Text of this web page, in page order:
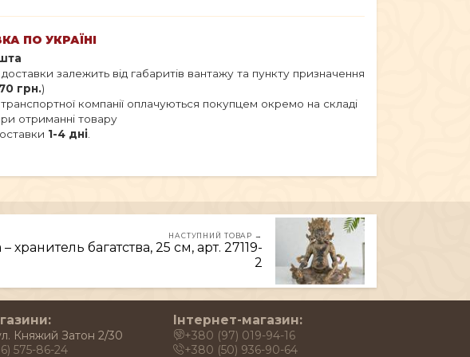
ПО УКРАЇНІ
доставки залежить від габаритів вантажу та пункту призначення
грн.)
компанії оплачуються покупцем окремо на складі
отриманні товару
1-4 дні
НАСТУПНИЙ ТОВАР →
хранитель багатства, 25 см, арт. 27119-
2
Княжий Затон 2/30
575-86-24
Інтернет-магазин:
+380 (97) 019-94-16
+380 (50) 936-90-64